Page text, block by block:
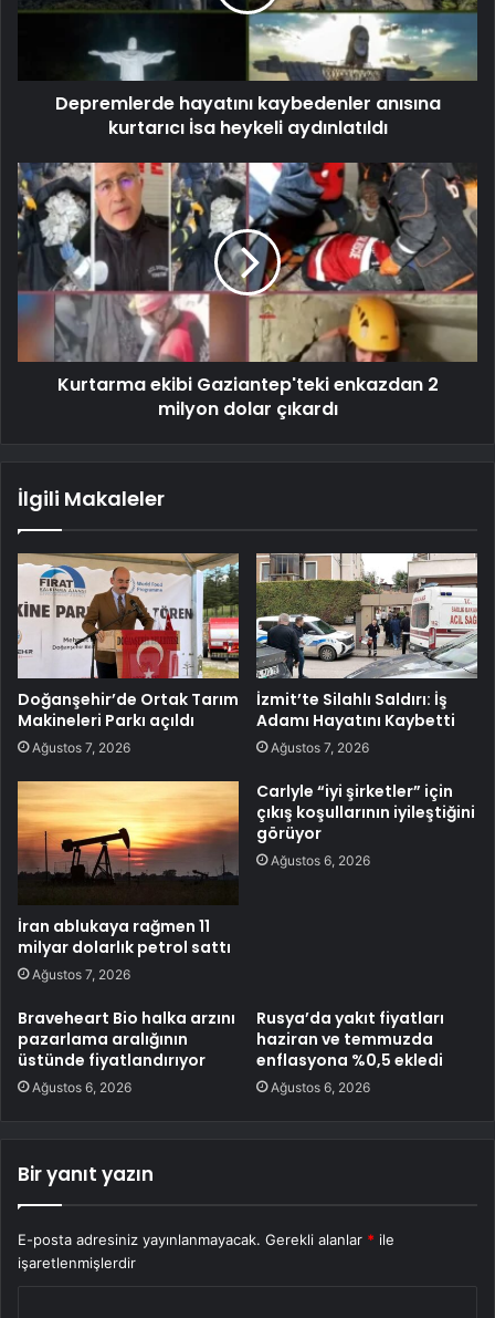
Depremlerde hayatını kaybedenler anısına
kurtarıcı İsa heykeli aydınlatıldı
Kurtarma ekibi Gaziantep'teki enkazdan 2
milyon dolar çıkardı
İlgili Makaleler
Doğanşehir’de Ortak Tarım
Makineleri Parkı açıldı
Ağustos 7, 2026
İzmit’te Silahlı Saldırı: İş
Adamı Hayatını Kaybetti
Ağustos 7, 2026
İran ablukaya rağmen 11
milyar dolarlık petrol sattı
Ağustos 7, 2026
Carlyle “iyi şirketler” için
çıkış koşullarının iyileştiğini
görüyor
Ağustos 6, 2026
Braveheart Bio halka arzını
pazarlama aralığının
üstünde fiyatlandırıyor
Ağustos 6, 2026
Rusya’da yakıt fiyatları
haziran ve temmuzda
enflasyona %0,5 ekledi
Ağustos 6, 2026
Bir yanıt yazın
E-posta adresiniz yayınlanmayacak. Gerekli alanlar * ile
işaretlenmişlerdir